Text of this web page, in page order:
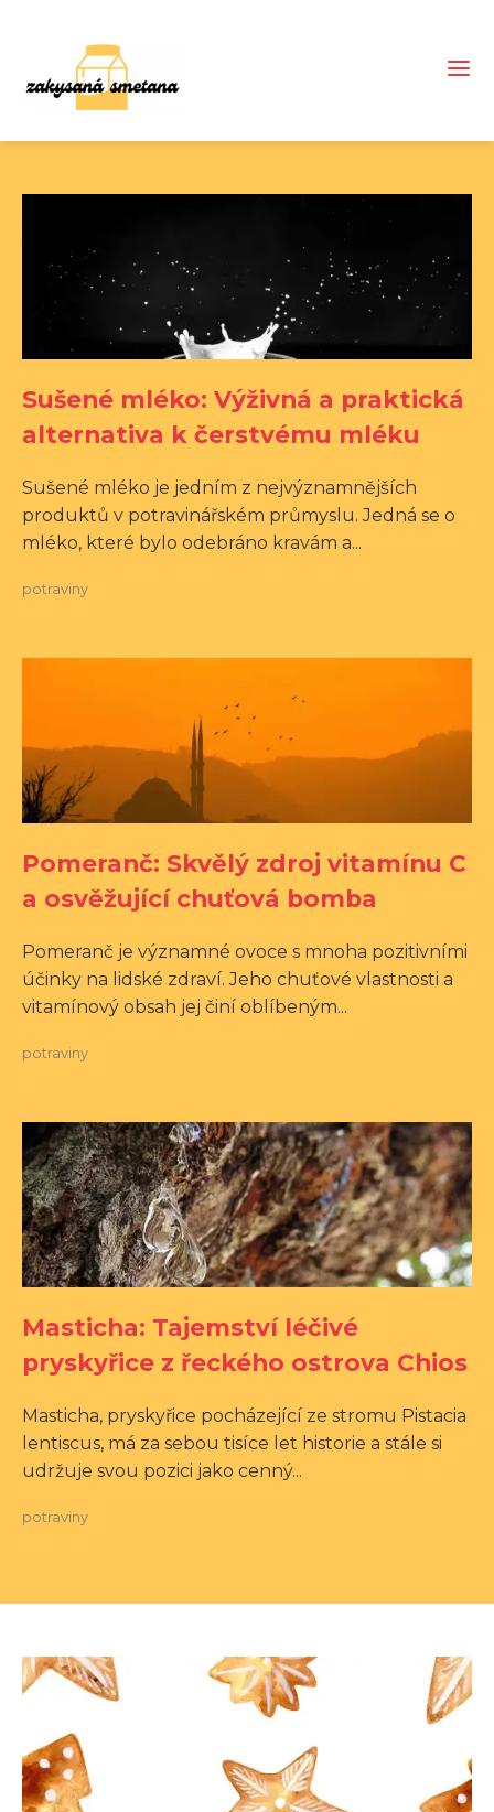
Sušené mléko: Výživná a praktická
alternativa k čerstvému mléku
Sušené mléko je jedním z nejvýznamnějších
produktů v potravinářském průmyslu. Jedná se o
mléko, které bylo odebráno kravám a...
potraviny
Pomeranč: Skvělý zdroj vitamínu C
a osvěžující chuťová bomba
Pomeranč je významné ovoce s mnoha pozitivními
účinky na lidské zdraví. Jeho chuťové vlastnosti a
vitamínový obsah jej činí oblíbeným...
potraviny
Masticha: Tajemství léčivé
pryskyřice z řeckého ostrova Chios
Masticha, pryskyřice pocházející ze stromu Pistacia
lentiscus, má za sebou tisíce let historie a stále si
udržuje svou pozici jako cenný...
potraviny